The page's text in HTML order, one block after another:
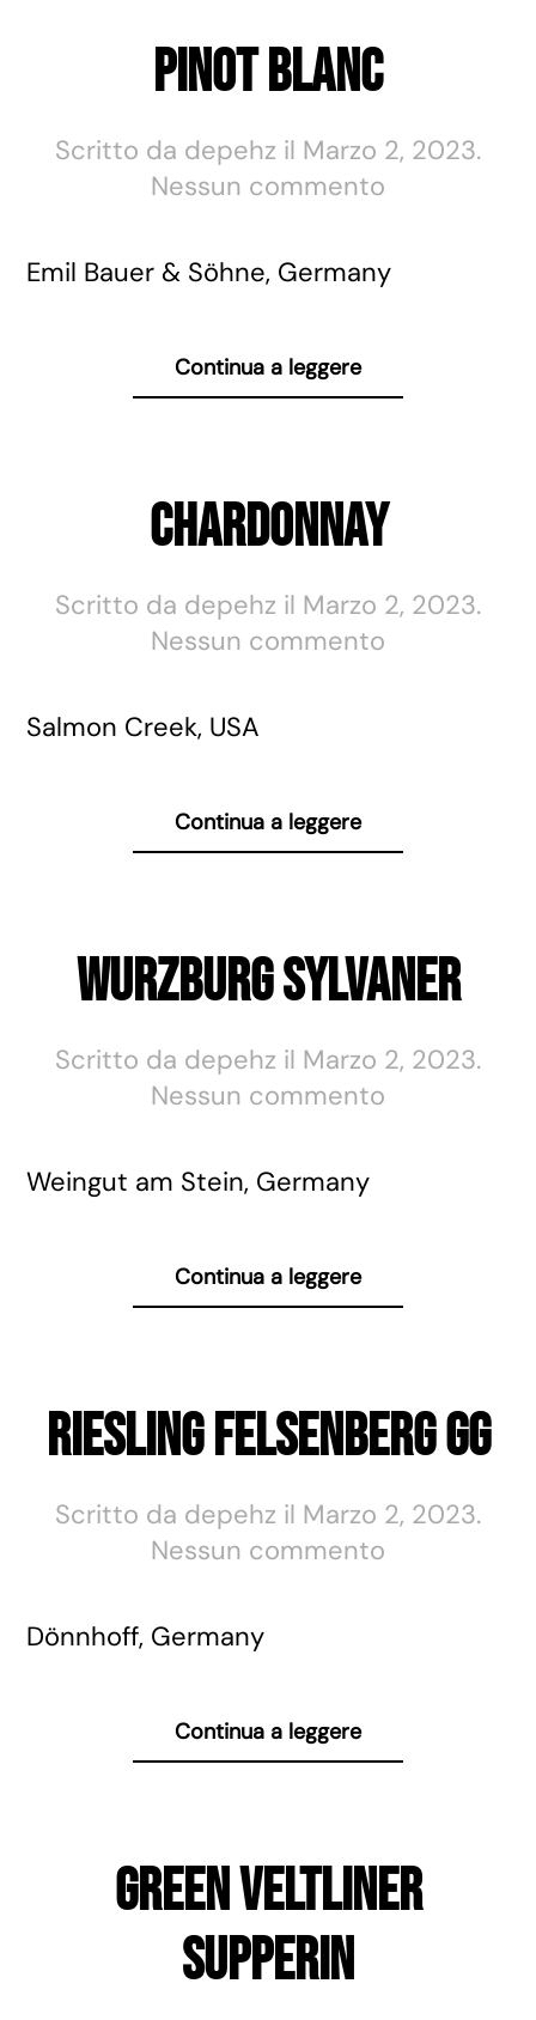
Pinot Blanc
Scritto da depehz il Marzo 2, 2023.
Nessun commento
Emil Bauer & Söhne, Germany
Continua a leggere
Chardonnay
Scritto da depehz il Marzo 2, 2023.
Nessun commento
Salmon Creek, USA
Continua a leggere
Wurzburg Sylvaner
Scritto da depehz il Marzo 2, 2023.
Nessun commento
Weingut am Stein, Germany
Continua a leggere
Riesling Felsenberg GG
Scritto da depehz il Marzo 2, 2023.
Nessun commento
Dönnhoff, Germany
Continua a leggere
Green Veltliner
Supperin